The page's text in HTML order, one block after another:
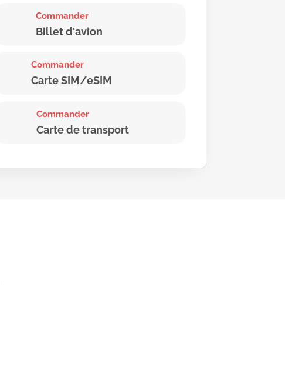
Commander
Billet d'avion
Commander
Carte SIM/eSIM
Commander
Carte de transport